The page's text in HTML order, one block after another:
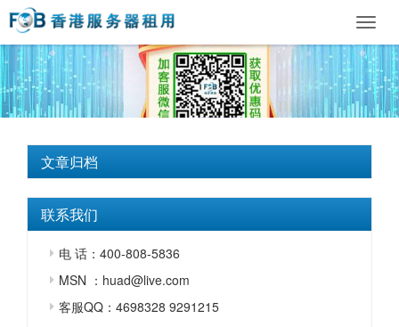
文章归档
联系我们
电 话：400-808-5836
MSN ：huad@live.com
客服QQ：4698328 9291215